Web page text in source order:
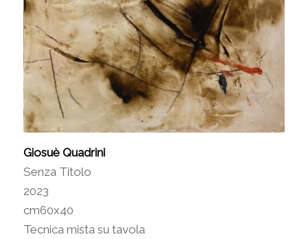
Giosuè Quadrini
Senza Titolo
2023
cm60x40
Tecnica mista su tavola